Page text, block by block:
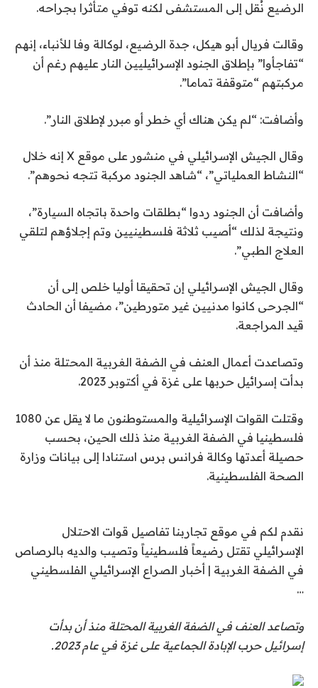
و
ن
ي
2
2
6
م
ة
م
4
ن
ا
ر
ي
ة
ا
ق
ئ
م
الرضيع نُقل إلى المستشفى لكنه توفي متأثرا بجراحه.
وقالت فريال أبو هيكل، جدة الرضيع، لوكالة وفا للأنباء، إنهم
“تفاجأوا” بإطلاق الجنود الإسرائيليين النار عليهم رغم أن
مركبتهم “متوقفة تماما”.
وأضافت: “لم يكن هناك أي خطر أو مبرر لإطلاق النار”.
وقال الجيش الإسرائيلي في منشور على موقع X إنه خلال
“النشاط العملياتي”، “شاهد الجنود مركبة تتجه نحوهم”.
وأضافت أن الجنود ردوا “بطلقات واحدة باتجاه السيارة”،
ونتيجة لذلك “أصيب ثلاثة فلسطينيين وتم إجلاؤهم لتلقي
العلاج الطبي”.
وقال الجيش الإسرائيلي إن تحقيقا أوليا خلص إلى أن
“الجرحى كانوا مدنيين غير متورطين”، مضيفا أن الحادث
قيد المراجعة.
وتصاعدت أعمال العنف في الضفة الغربية المحتلة منذ أن
بدأت إسرائيل حربها على غزة في أكتوبر 2023.
وقتلت القوات الإسرائيلية والمستوطنون ما لا يقل عن 1080
فلسطينيا في الضفة الغربية منذ ذلك الحين، بحسب
حصيلة أعدتها وكالة فرانس برس استنادا إلى بيانات وزارة
الصحة الفلسطينية.
نقدم لكم في موقع تجاربنا تفاصيل قوات الاحتلال
الإسرائيلي تقتل رضيعاً فلسطينياً وتصيب والديه بالرصاص
في الضفة الغربية | أخبار الصراع الإسرائيلي الفلسطيني
…
وتصاعد العنف في الضفة الغربية المحتلة منذ أن بدأت
إسرائيل حرب الإبادة الجماعية على غزة في عام 2023.